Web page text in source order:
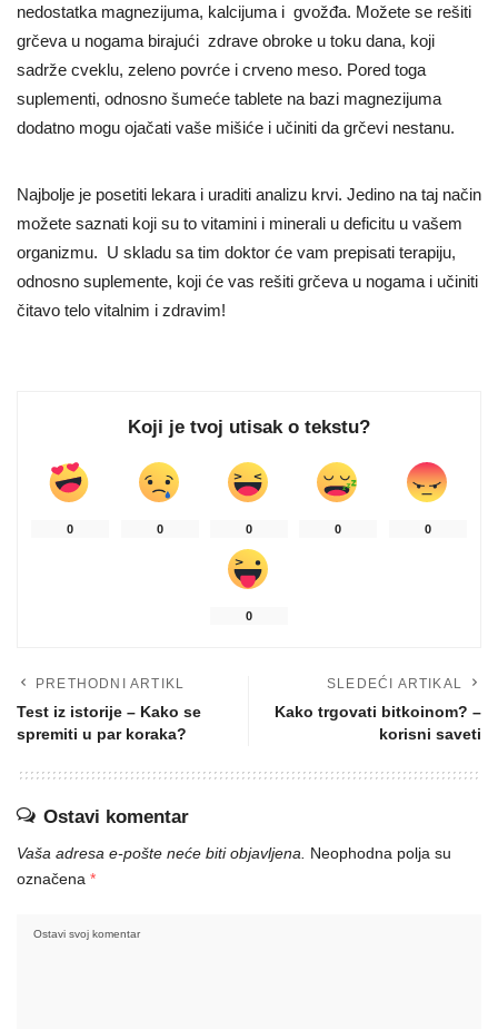
nedostatka magnezijuma, kalcijuma i gvožđa. Možete se rešiti
grčeva u nogama birajući zdrave obroke u toku dana, koji
sadrže cveklu, zeleno povrće i crveno meso. Pored toga
suplementi, odnosno šumeće tablete na bazi magnezijuma
dodatno mogu ojačati vaše mišiće i učiniti da grčevi nestanu.
Najbolje je posetiti lekara i uraditi analizu krvi. Jedino na taj način
možete saznati koji su to vitamini i minerali u deficitu u vašem
organizmu. U skladu sa tim doktor će vam prepisati terapiju,
odnosno suplemente, koji će vas rešiti grčeva u nogama i učiniti
čitavo telo vitalnim i zdravim!
Koji je tvoj utisak o tekstu?
0 0 0 0 0
0
PRETHODNI ARTIKL
Test iz istorije – Kako se
spremiti u par koraka?
SLEDEĆI ARTIKAL
Kako trgovati bitkoinom? –
korisni saveti
Ostavi komentar
Vaša adresa e-pošte neće biti objavljena.
Neophodna polja su
označena *